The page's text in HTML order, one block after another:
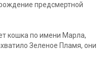
предсмертной
кошка по имени Марла,
Зеленое Пламя, они